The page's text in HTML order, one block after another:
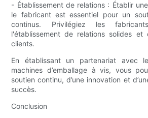
- Établissement de relations : Établir
le fabricant est essentiel pour un
continus. Privilégiez les
l'établissement de relations solides et
clients.
En établissant un partenariat avec
machines d’emballage à vis, vous
soutien continu, d’une innovation et
succès.
Conclusion